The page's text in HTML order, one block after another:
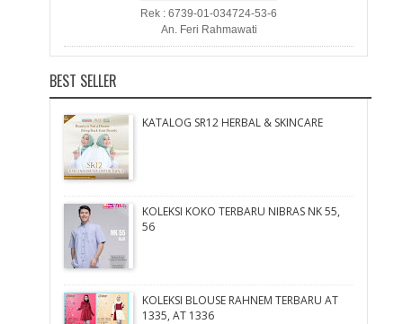
Rek : 6739-01-034724-53-6
An. Feri Rahmawati
BEST SELLER
KATALOG SR12 HERBAL & SKINCARE
KOLEKSI KOKO TERBARU NIBRAS NK 55,
56
KOLEKSI BLOUSE RAHNEM TERBARU AT
1335, AT 1336